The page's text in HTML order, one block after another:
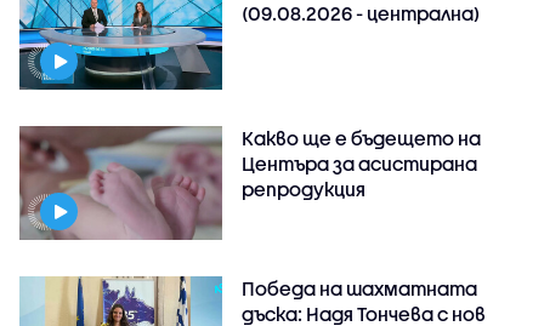
(09.08.2026 - централна)
Какво ще е бъдещето на
Центъра за асистирана
репродукция
Победа на шахматната
дъска: Надя Тончева с нов